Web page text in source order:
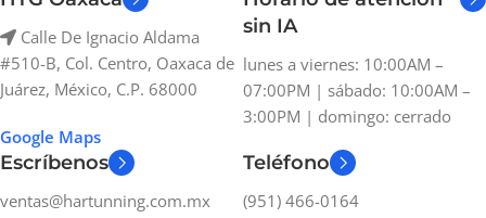
Calle De Ignacio Aldama
#510-B, Col. Centro, Oaxaca de
Juárez, México, C.P. 68000
Google Maps
sin IA
lunes a viernes: 10:00AM –
07:00PM | sábado: 10:00AM –
3:00PM | domingo: cerrado
Escríbenos
ventas@hartunning.com.mx
Teléfono
(951) 466-0164